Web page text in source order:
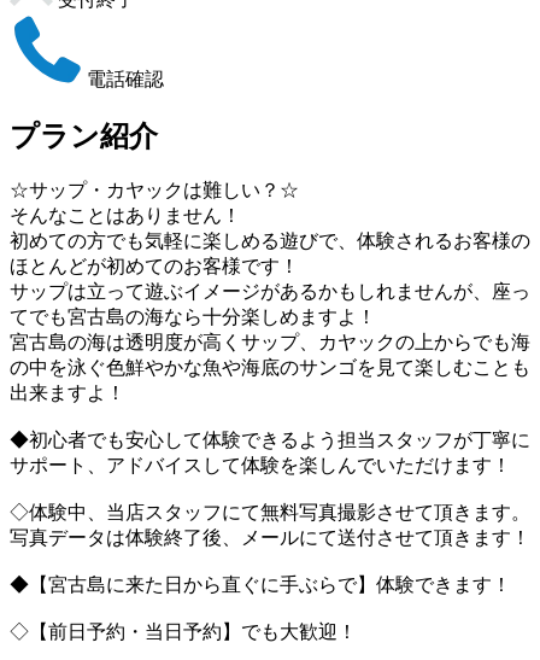
電話確認
プラン紹介
☆サップ・カヤックは難しい？☆
そんなことはありません！
初めての方でも気軽に楽しめる遊びで、体験されるお客様の
ほとんどが初めてのお客様です！
サップは立って遊ぶイメージがあるかもしれませんが、座っ
てでも宮古島の海なら十分楽しめますよ！
宮古島の海は透明度が高くサップ、カヤックの上からでも海
の中を泳ぐ色鮮やかな魚や海底のサンゴを見て楽しむことも
出来ますよ！
◆初心者でも安心して体験できるよう担当スタッフが丁寧に
サポート、アドバイスして体験を楽しんでいただけます！
◇体験中、当店スタッフにて無料写真撮影させて頂きます。
写真データは体験終了後、メールにて送付させて頂きます！
◆【宮古島に来た日から直ぐに手ぶらで】体験できます！
◇【前日予約・当日予約】でも大歓迎！